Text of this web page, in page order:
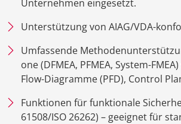
Unternehmen eingesetzt.
Unterstützung von AIAG/VDA-
Umfassende
one (DFMEA, PFMEA, System-
Flow-Diagramme (PFD), Control
Funktionen für funktionale
61508/ISO 26262) – geeignet für